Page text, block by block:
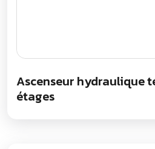
Ascenseur hydraulique
étages